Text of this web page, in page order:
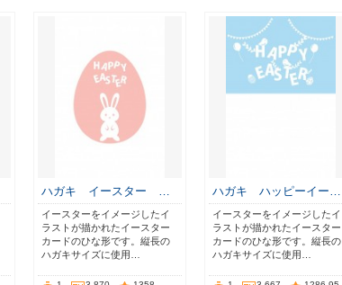
ハガキ イースター …
イースターをイメージしたイ
ラストが描かれたイースター
カードのひな形です。縦長の
ハガキサイズに使用…
ハガキ ハッピーイー…
イースターをイメージしたイ
ラストが描かれたイースター
カードのひな形です。縦長の
ハガキサイズに使用…